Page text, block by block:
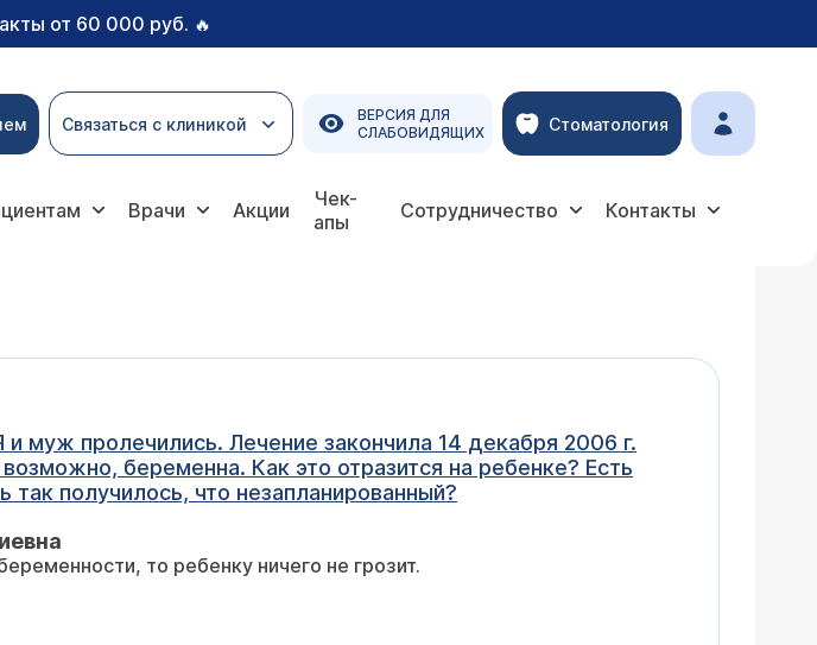
от 60 000 руб. 🔥
Связаться с клиникой
ВЕРСИЯ ДЛЯ
СЛАБОВИДЯЩИХ
Стоматология
Врачи Акции
Чек-
апы
Сотрудничество Контакты
муж пролечились. Лечение закончила 14 декабря 2006 г.
беременна. Как это отразится на ребенке? Есть
получилось, что незапланированный?
то ребенку ничего не грозит.